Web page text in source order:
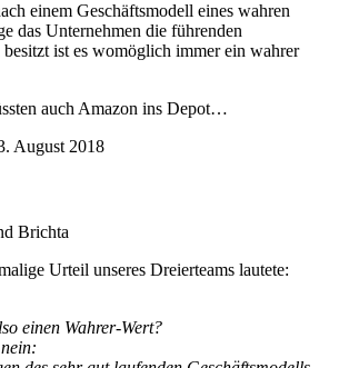
einem Geschäftsmodell eines wahren
das Unternehmen die führenden
ist es womöglich immer ein wahrer
auch Amazon ins Depot…
August 2018
Brichta
Urteil unseres Dreierteams lautete:
einen Wahrer-Wert?